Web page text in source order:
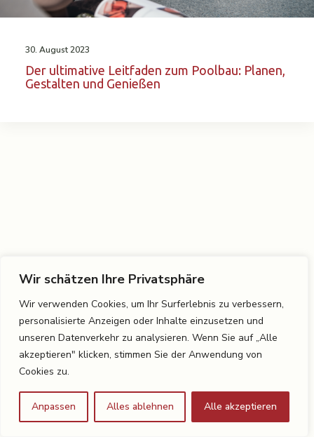
Wir schätzen Ihre Privatsphäre
Wir verwenden Cookies, um Ihr Surferlebnis zu verbessern,
personalisierte Anzeigen oder Inhalte einzusetzen und
unseren Datenverkehr zu analysieren. Wenn Sie auf „Alle
akzeptieren" klicken, stimmen Sie der Anwendung von
Cookies zu.
Anpassen Alles ablehnen Alle akzeptieren
30. August 2023
Der ultimative Leitfaden zum Poolbau: Planen,
Gestalten und Genießen